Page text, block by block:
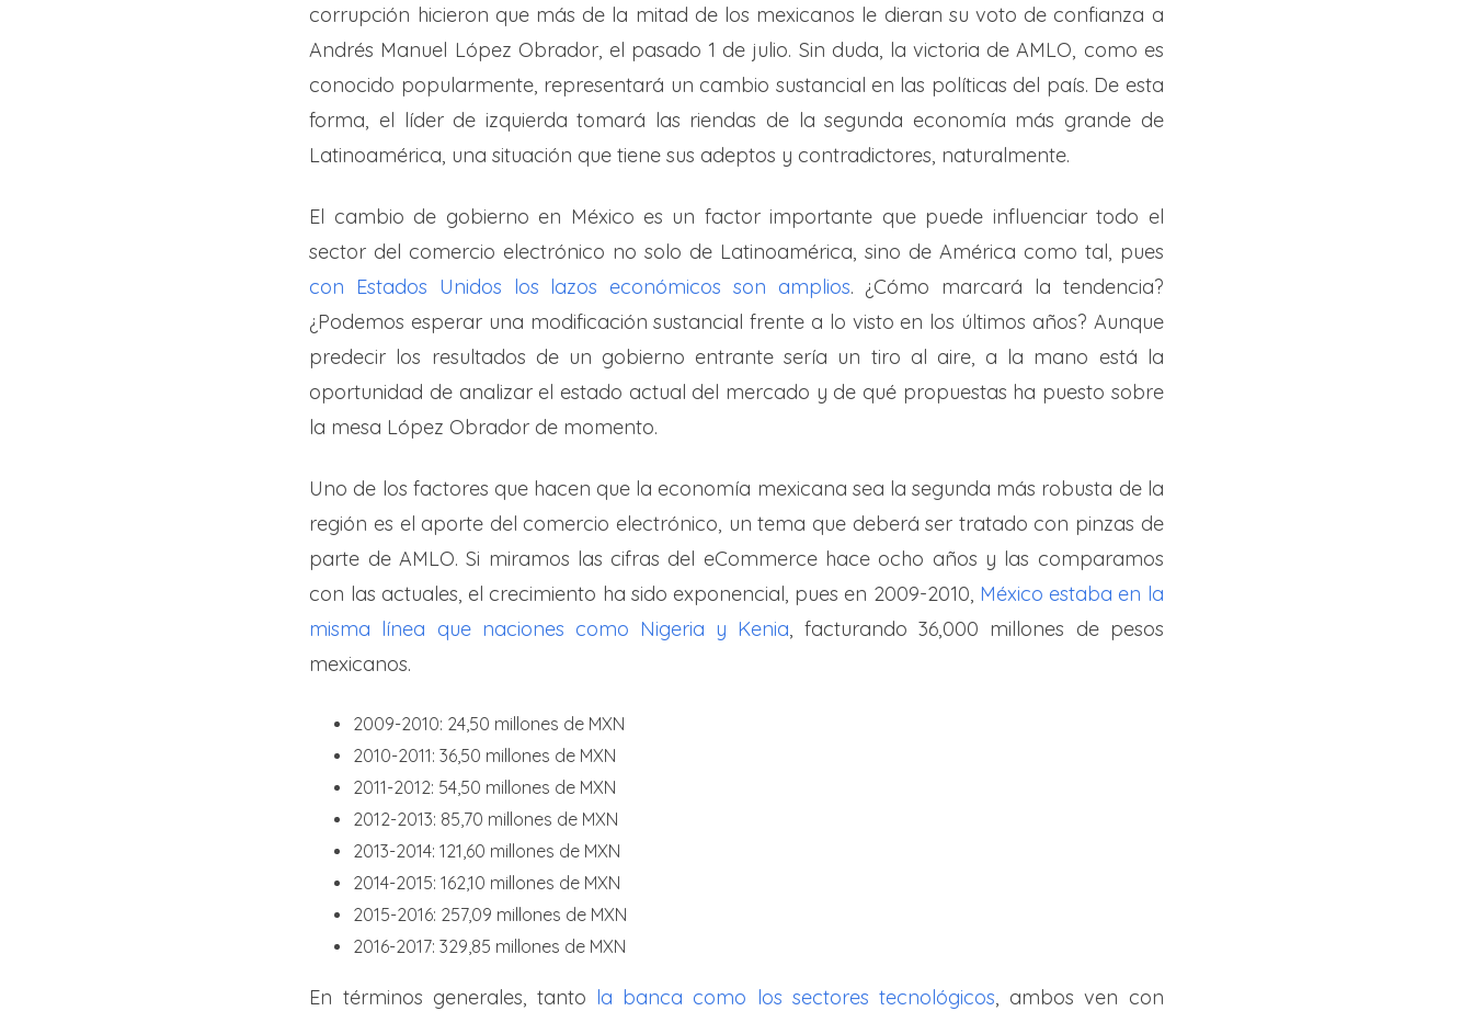
corrupción hicieron que más de la mitad de los mexicanos le dieran su voto de confianza a
Andrés Manuel López Obrador, el pasado 1 de julio. Sin duda, la victoria de AMLO, como es
conocido popularmente, representará un cambio sustancial en las políticas del país. De esta
forma, el líder de izquierda tomará las riendas de la segunda economía más grande de
Latinoamérica, una situación que tiene sus adeptos y contradictores, naturalmente.
El cambio de gobierno en México es un factor importante que puede influenciar todo el
sector del comercio electrónico no solo de Latinoamérica, sino de América como tal, pues
con Estados Unidos los lazos económicos son amplios. ¿Cómo marcará la tendencia?
¿Podemos esperar una modificación sustancial frente a lo visto en los últimos años? Aunque
predecir los resultados de un gobierno entrante sería un tiro al aire, a la mano está la
oportunidad de analizar el estado actual del mercado y de qué propuestas ha puesto sobre
la mesa López Obrador de momento.
Uno de los factores que hacen que la economía mexicana sea la segunda más robusta de la
región es el aporte del comercio electrónico, un tema que deberá ser tratado con pinzas de
parte de AMLO. Si miramos las cifras del eCommerce hace ocho años y las comparamos
con las actuales, el crecimiento ha sido exponencial, pues en 2009-2010, México estaba en la
misma línea que naciones como Nigeria y Kenia , facturando 36,000 millones de pesos
mexicanos.
2009-2010: 24,50 millones de MXN
2010-2011: 36,50 millones de MXN
2011-2012: 54,50 millones de MXN
2012-2013: 85,70 millones de MXN
2013-2014: 121,60 millones de MXN
2014-2015: 162,10 millones de MXN
2015-2016: 257,09 millones de MXN
2016-2017: 329,85 millones de MXN
En términos generales, tanto la banca como los sectores tecnológicos , ambos ven con